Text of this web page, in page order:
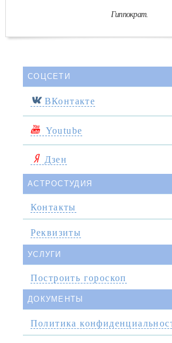
Гиппократ.
СОЦСЕТИ
ВКонтакте
Youtube
Дзен
АСТРОСТУДИЯ
Контакты
Реквизиты
УСЛУГИ
Построить гороскоп
ДОКУМЕНТЫ
Политика